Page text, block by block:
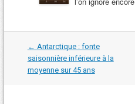
Navigation
dans
les
articles
← Antarctique : fonte
saisonnière inférieure à la
moyenne sur 45 ans